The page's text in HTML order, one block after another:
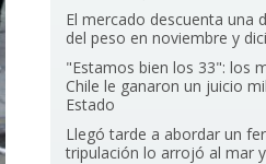
El mercado descuenta una
del peso en noviembre y
"Estamos bien los 33": los
Chile le ganaron un juicio
Estado
Llegó tarde a abordar un
tripulación lo arrojó al mar